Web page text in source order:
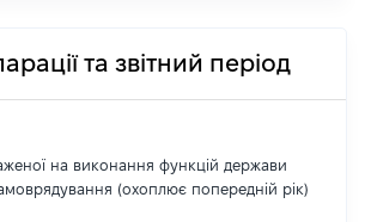
та звітний період
на виконання функцій держави
(охоплює попередній рік)